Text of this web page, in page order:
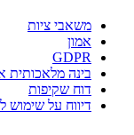
משאבי ציות
אמון
GDPR
בינה מלאכותית
דוח שקיפות
דיווח על שימוש